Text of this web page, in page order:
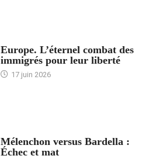
Europe. L’éternel combat des
immigrés pour leur liberté
17 juin 2026
Mélenchon versus Bardella :
Échec et mat